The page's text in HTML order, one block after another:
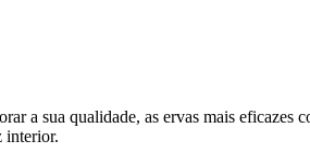
a sua qualidade, as ervas mais eficazes
interior.